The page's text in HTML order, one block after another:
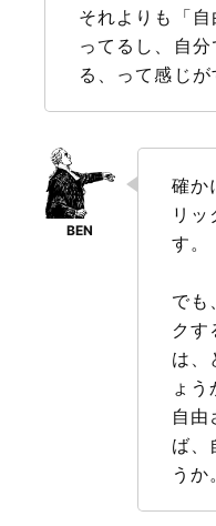
それよりも「
ってるし、自分
る、って感じが
確か
リッ
す。
でも
クす
は、
ょう
自由
ば、
うか